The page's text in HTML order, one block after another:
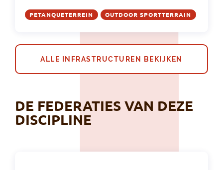
PETANQUETERREIN OUTDOOR SPORTTERRAIN
ALLE INFRASTRUCTUREN BEKIJKEN
DE FEDERATIES VAN DEZE
DISCIPLINE